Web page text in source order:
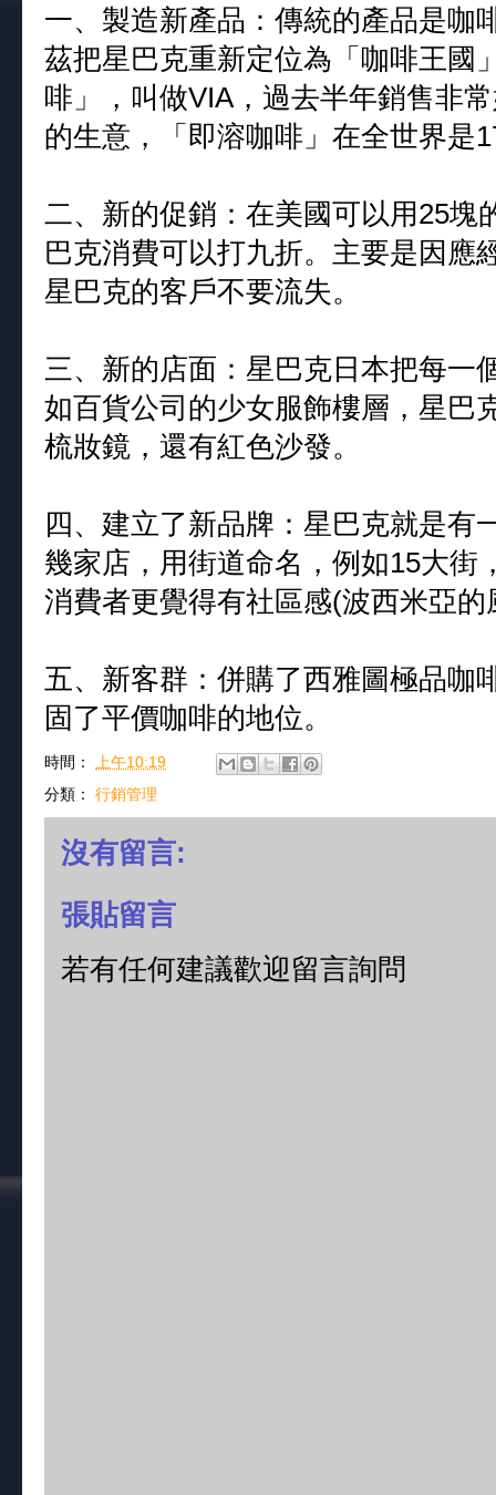
一、製造新產品：傳統的產品是咖
茲把星巴克重新定位為「咖啡王國
啡」，叫做VIA，過去半年銷售非
的生意，「即溶咖啡」在全世界是
二、新的促銷：在美國可以用25塊
巴克消費可以打九折。主要是因應
星巴克的客戶不要流失。
三、新的店面：星巴克日本把每一
如百貨公司的少女服飾樓層，星巴
梳妝鏡，還有紅色沙發。
四、建立了新品牌：星巴克就是有
幾家店，用街道命名，例如15大街
消費者更覺得有社區感(波西米亞的
五、新客群：併購了西雅圖極品咖
固了平價咖啡的地位。
時間： 上午10:19
分類： 行銷管理
沒有留言:
張貼留言
若有任何建議歡迎留言詢問